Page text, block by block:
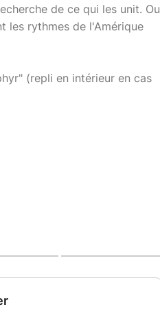
de ce qui les unit. Ou
les rythmes de l'Amérique
(repli en intérieur en cas